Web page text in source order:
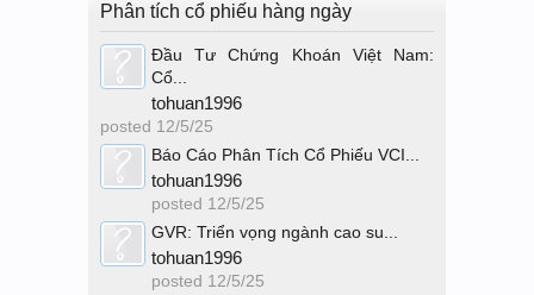
Phân tích cổ phiếu hàng ngày
Đầu Tư Chứng Khoán Việt Nam:
Cổ...
tohuan1996
posted 12/5/25
Báo Cáo Phân Tích Cổ Phiếu VCI...
tohuan1996
posted 12/5/25
GVR: Triển vọng ngành cao su...
tohuan1996
posted 12/5/25